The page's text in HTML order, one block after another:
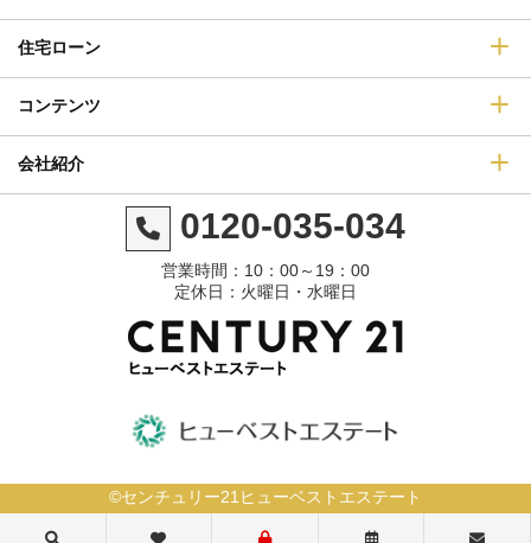
住宅ローン
コンテンツ
会社紹介
0120-035-034
営業時間：10：00～19：00
定休日：火曜日・水曜日
©センチュリー21ヒューベストエステート